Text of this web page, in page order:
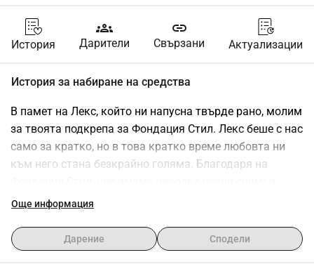
История
groups
Дарители
link
Свързани Актуализации
История за набиране на средства
В памет на Лекс, който ни напусна твърде рано, молим
за твоята подкрепа за Фондация Стил. Лекс беше с нас
само за кратко, но в това кратко време любовта ни
към него стана безкрайно голяма. Благодаря на
които правят този момент завинаги
професионални снимки на мъртвородени и починали
бебета. За родителите тези изображения често са
Още информация
Дарение Сподели